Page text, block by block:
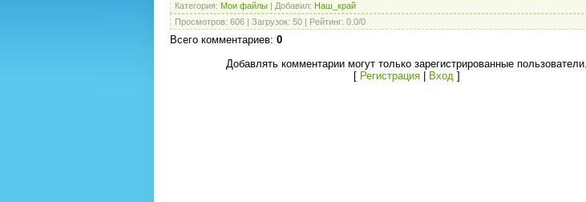
Категория: Мои файлы Добавил: Наш_край
Просмотров: 606 Загрузок: 50 Рейтинг: 0.0/0
Всего комментариев: 0
Добавлять комментарии могут только зарегистрированные пользователи.
[ Регистрация Вход ]